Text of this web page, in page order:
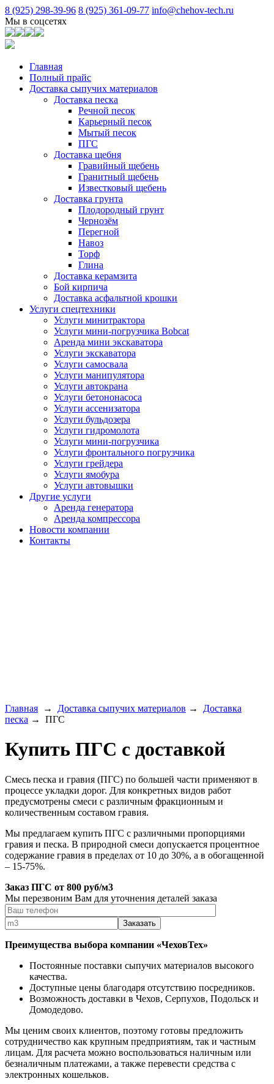
8 (925) 298-39-96 8 (925) 361-09-77 info@chehov-tech.ru
Мы в соцсетях
Главная
Полный прайс
Доставка сыпучих материалов
Доставка песка
Речной песок
Карьерный песок
Мытый песок
ПГС
Доставка щебня
Гравийный щебень
Гранитный щебень
Известковый щебень
Доставка грунта
Плодородный грунт
Чернозём
Перегной
Навоз
Торф
Глина
Доставка керамзита
Бой кирпича
Доставка асфальтной крошки
Услуги спецтехники
Услуги минитрактора
Услуги мини-погрузчика Bobcat
Аренда мини экскаватора
Услуги экскаватора
Услуги самосвала
Услуги манипулятора
Услуги автокрана
Услуги бетононасоса
Услуги ассенизатора
Услуги бульдозера
Услуги гидромолота
Услуги мини-погрузчика
Услуги фронтального погрузчика
Услуги грейдера
Услуги ямобура
Услуги автовышки
Другие услуги
Аренда генератора
Аренда компрессора
Новости компании
Контакты
Главная → Доставка сыпучих материалов → Доставка
песка → ПГС
Купить ПГС с доставкой
Смесь песка и гравия (ПГС) по большей части применяют в
процессе укладки дорог. Для конкретных видов работ
предусмотрены смеси с различным фракционным и
количественным составом гравия.
Мы предлагаем купить ПГС с различными пропорциями
гравия и песка. В природной смеси допускается процентное
содержание гравия в пределах от 10 до 30%, а в обогащенной
– 15-75%.
Заказ ПГС от 800 руб/м3
Мы перезвоним Вам для уточнения деталей заказа
Преимущества выбора компании «ЧеховТех»
Постоянные поставки сыпучих материалов высокого
качества.
Доступные цены благодаря отсутствию посредников.
Возможность доставки в Чехов, Серпухов, Подольск и
Домодедово.
Мы ценим своих клиентов, поэтому готовы предложить
сотрудничество как крупным предприятиям, так и частным
лицам. Для расчета можно воспользоваться наличным или
безналичным платежами, а также перевести средства с
электронных кошельков.